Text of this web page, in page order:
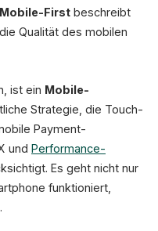
Mobile-First beschreibt
Qualität des mobilen
ist ein Mobile-
Strategie, die Touch-
Payment-
und Performance-
Es geht nicht nur
funktioniert,